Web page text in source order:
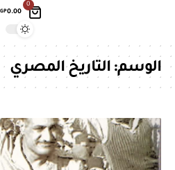
0
EGP0.00
الوسم:التاريخ المصري